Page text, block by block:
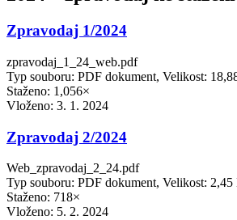
Zpravodaj 1/2024
zpravodaj_1_24_web.pdf
Typ souboru: PDF dokument, Velikost:
Staženo: 1,056×
Vloženo: 3. 1. 2024
Zpravodaj 2/2024
Web_zpravodaj_2_24.pdf
Typ souboru: PDF dokument, Velikost:
Staženo: 718×
Vloženo: 5. 2. 2024